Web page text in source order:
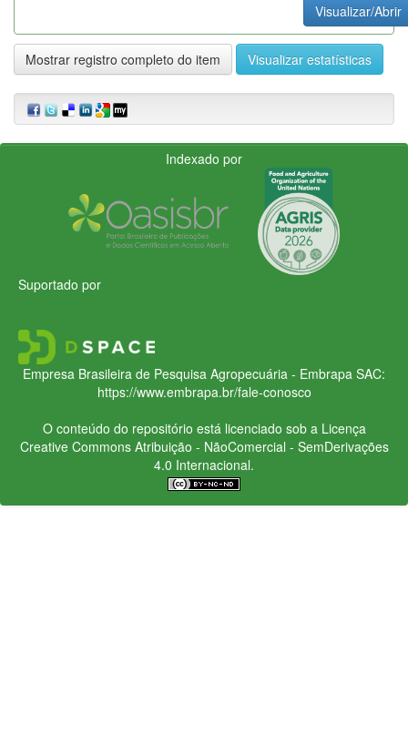
Visualizar/Abrir
Mostrar registro completo do item Visualizar estatísticas
Indexado por
Suportado por
Empresa Brasileira de Pesquisa Agropecuária - Embrapa SAC:
https://www.embrapa.br/fale-conosco
O conteúdo do repositório está licenciado sob a Licença
Creative CommonsAtribuição - NãoComercial - SemDerivações
4.0 Internacional.